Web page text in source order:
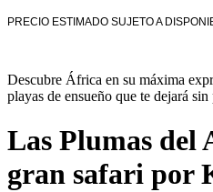
PRECIO ESTIMADO SUJETO A
Descubre África en su máxima
playas de ensueño que te dejará sin
Las Plumas del
gran safari por